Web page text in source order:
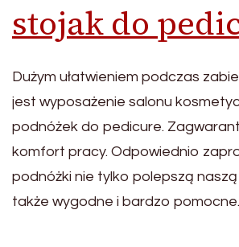
stojak do
Dużym ułatwieniem podczas
jest wyposażenie salonu
podnóżek do pedicure.
komfort pracy. Odpowiednio
podnóżki nie tylko polepszą
także wygodne i bardzo pomocne.